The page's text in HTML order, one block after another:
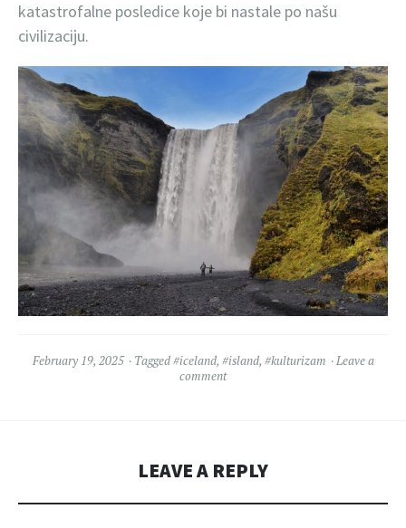
katastrofalne posledice koje bi nastale po našu
civilizaciju.
February 19, 2025 Tagged#iceland, #island, #kulturizam
Leave a
comment
LEAVE A REPLY